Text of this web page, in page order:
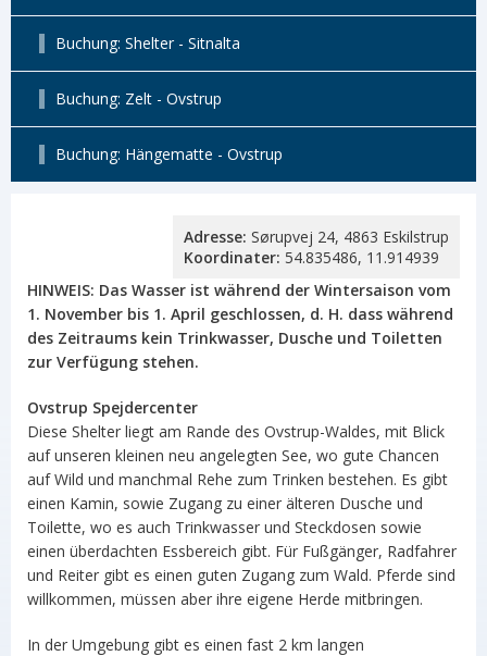
Buchung: Shelter - Sitnalta
Buchung: Zelt - Ovstrup
Buchung: Hängematte - Ovstrup
Adresse: Sørupvej 24, 4863 Eskilstrup
Koordinater: 54.835486, 11.914939
HINWEIS: Das Wasser ist während der Wintersaison vom
1. November bis 1. April geschlossen, d. H. dass während
des Zeitraums kein Trinkwasser, Dusche und Toiletten
zur Verfügung stehen.
Ovstrup Spejdercenter
Diese Shelter liegt am Rande des Ovstrup-Waldes, mit Blick
auf unseren kleinen neu angelegten See, wo gute Chancen
auf Wild und manchmal Rehe zum Trinken bestehen. Es gibt
einen Kamin, sowie Zugang zu einer älteren Dusche und
Toilette, wo es auch Trinkwasser und Steckdosen sowie
einen überdachten Essbereich gibt. Für Fußgänger, Radfahrer
und Reiter gibt es einen guten Zugang zum Wald. Pferde sind
willkommen, müssen aber ihre eigene Herde mitbringen.
In der Umgebung gibt es einen fast 2 km langen